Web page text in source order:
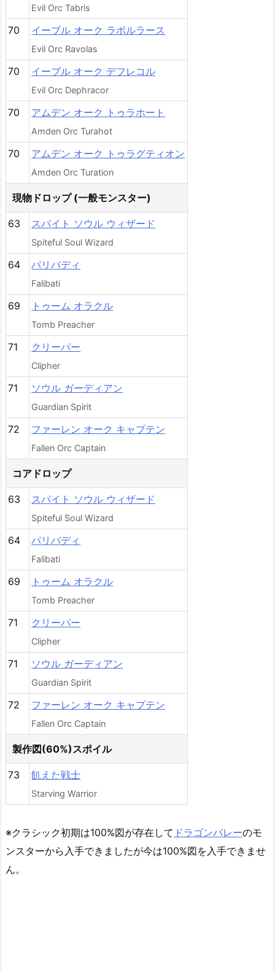
Evil Orc Tabris
70 イーブル オーク ラボルラース
Evil Orc Ravolas
70 イーブル オーク デフレコル
Evil Orc Dephracor
70 アムデン オーク トゥラホート
Amden Orc Turahot
70 アムデン オーク トゥラグティオン
Amden Orc Turation
現物ドロップ (一般モンスター)
63 スパイト ソウル ウィザード
Spiteful Soul Wizard
64 パリバディ
Falibati
69 トゥーム オラクル
Tomb Preacher
71 クリーパー
Clipher
71 ソウル ガーディアン
Guardian Spirit
72 ファーレン オーク キャプテン
Fallen Orc Captain
コアドロップ
63 スパイト ソウル ウィザード
Spiteful Soul Wizard
64 パリバディ
Falibati
69 トゥーム オラクル
Tomb Preacher
71 クリーパー
Clipher
71 ソウル ガーディアン
Guardian Spirit
72 ファーレン オーク キャプテン
Fallen Orc Captain
製作図(60%)スポイル
73 飢えた戦士
Starving Warrior
※クラシック初期は100%図が存在して ドラゴンバレーのモ
ンスターから入手できましたが今は100%図を入手できませ
ん。